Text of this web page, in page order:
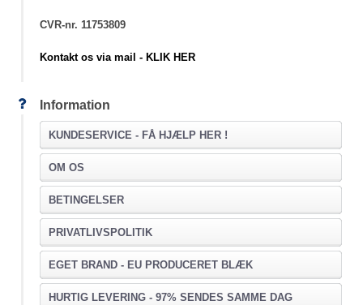
CVR-nr. 11753809
Kontakt os via mail - KLIK HER
Information
KUNDESERVICE - FÅ HJÆLP HER !
OM OS
BETINGELSER
PRIVATLIVSPOLITIK
EGET BRAND - EU PRODUCERET BLÆK
HURTIG LEVERING - 97% SENDES SAMME DAG